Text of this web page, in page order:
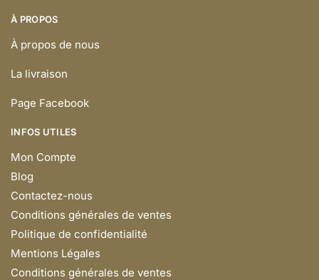
À PROPOS
À propos de nous
La livraison
Page Facebook
INFOS UTILES
Mon Compte
Blog
Contactez-nous
Conditions générales de ventes
Politique de confidentialité
Mentions Légales
Conditions générales de ventes